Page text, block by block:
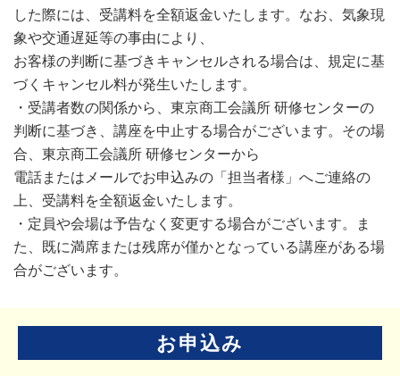
した際には、受講料を全額返金いたします。なお、気象現
象や交通遅延等の事由により、
お客様の判断に基づきキャンセルされる場合は、規定に基
づくキャンセル料が発生いたします。
・受講者数の関係から、東京商工会議所 研修センターの
判断に基づき、講座を中止する場合がございます。その場
合、東京商工会議所 研修センターから
電話またはメールでお申込みの「担当者様」へご連絡の
上、受講料を全額返金いたします。
・定員や会場は予告なく変更する場合がございます。ま
た、既に満席または残席が僅かとなっている講座がある場
合がございます。
お申込み